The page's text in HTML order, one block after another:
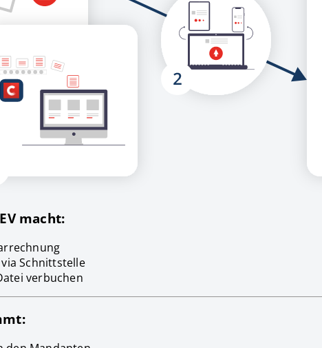
macht:
Schnittstelle
verbuchen